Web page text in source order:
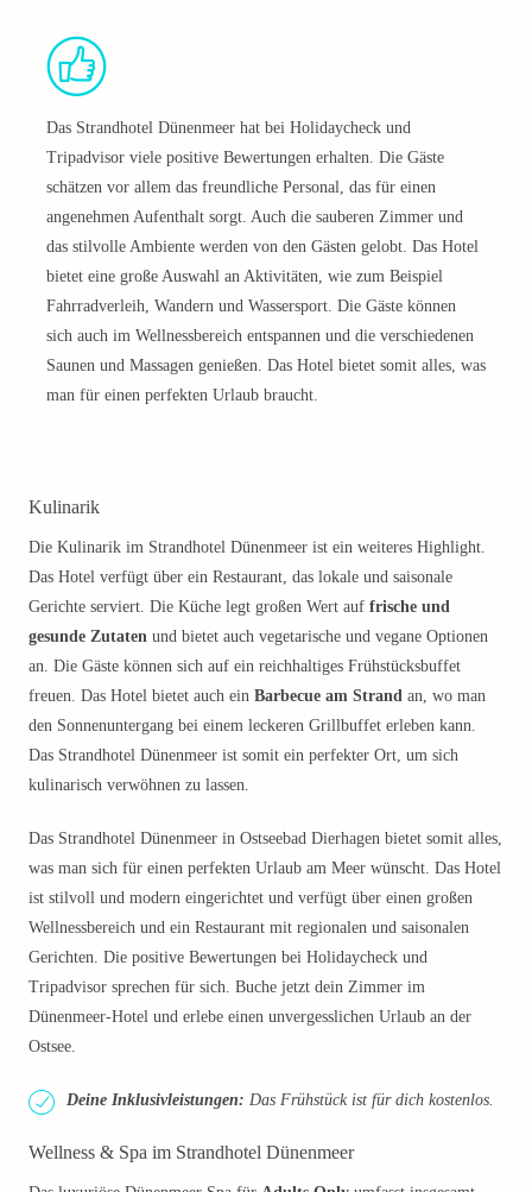
Das Strandhotel Dünenmeer hat bei Holidaycheck und
Tripadvisor viele positive Bewertungen erhalten. Die Gäste
schätzen vor allem das freundliche Personal, das für einen
angenehmen Aufenthalt sorgt. Auch die sauberen Zimmer und
das stilvolle Ambiente werden von den Gästen gelobt. Das Hotel
bietet eine große Auswahl an Aktivitäten, wie zum Beispiel
Fahrradverleih, Wandern und Wassersport. Die Gäste können
sich auch im Wellnessbereich entspannen und die verschiedenen
Saunen und Massagen genießen. Das Hotel bietet somit alles, was
man für einen perfekten Urlaub braucht.
Kulinarik
Die Kulinarik im Strandhotel Dünenmeer ist ein weiteres Highlight.
Das Hotel verfügt über ein Restaurant, das lokale und saisonale
Gerichte serviert. Die Küche legt großen Wert auf frische und
gesunde Zutaten und bietet auch vegetarische und vegane Optionen
an. Die Gäste können sich auf ein reichhaltiges Frühstücksbuffet
freuen. Das Hotel bietet auch ein Barbecue am Strand an, wo man
den Sonnenuntergang bei einem leckeren Grillbuffet erleben kann.
Das Strandhotel Dünenmeer ist somit ein perfekter Ort, um sich
kulinarisch verwöhnen zu lassen.
Das Strandhotel Dünenmeer in Ostseebad Dierhagen bietet somit alles,
was man sich für einen perfekten Urlaub am Meer wünscht. Das Hotel
ist stilvoll und modern eingerichtet und verfügt über einen großen
Wellnessbereich und ein Restaurant mit regionalen und saisonalen
Gerichten. Die positive Bewertungen bei Holidaycheck und
Tripadvisor sprechen für sich. Buche jetzt dein Zimmer im
Dünenmeer-Hotel und erlebe einen unvergesslichen Urlaub an der
Ostsee.
Deine Inklusivleistungen: Das Frühstück ist für dich kostenlos.
Wellness & Spa im Strandhotel Dünenmeer